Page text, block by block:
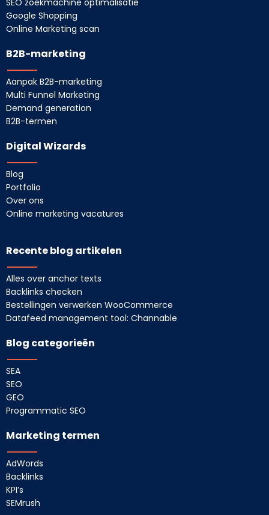
Google Shopping
Online Marketing scan
B2B-marketing
Aanpak B2B-marketing
Multi Funnel Marketing
Demand generation
B2B-termen
Digital Wizards
Blog
Portfolio
Over ons
Online marketing vacatures
Recente blog artikelen
Alles over anchor texts
Backlinks checken
Bestellingen verwerken WooCommerce
Datafeed management tool: Channable
Blog categorieën
SEA
SEO
GEO
Programmatic SEO
Marketing termen
AdWords
Backlinks
KPI’s
SEMrush